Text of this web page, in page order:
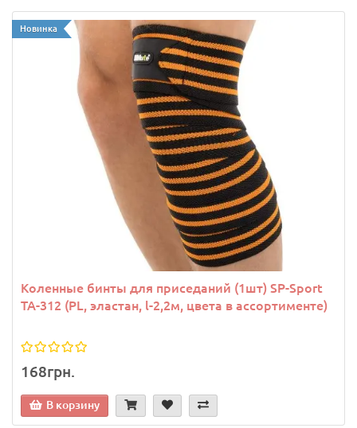
Новинка
Коленные бинты для приседаний (1шт) SP-Sport
TA-312 (PL, эластан, l-2,2м, цвета в ассортименте)
168грн.
В корзину